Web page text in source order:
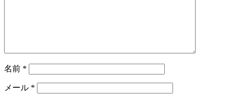
名前 *
メール *